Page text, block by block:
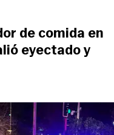
de comida en
eyectado y